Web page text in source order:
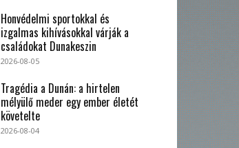
Honvédelmi sportokkal és
izgalmas kihívásokkal várják a
családokat Dunakeszin
2026-08-05
Tragédia a Dunán: a hirtelen
mélyülő meder egy ember életét
követelte
2026-08-04